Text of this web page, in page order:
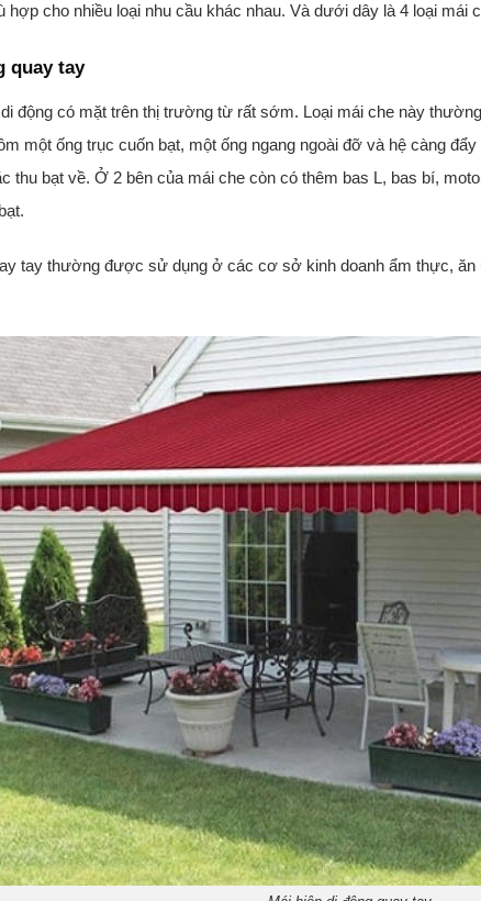
hợp cho nhiều loại nhu cầu khác nhau. Và dưới dây là 4 loại mái
quay tay
động có mặt trên thị trường từ rất sớm. Loại mái che này
một ống trục cuốn bạt, một ống ngang ngoài đỡ và hệ càng
thu bạt về. Ở 2 bên của mái che còn có thêm bas L, bas bí,
tay thường được sử dụng ở các cơ sở kinh doanh ẩm thực, ăn